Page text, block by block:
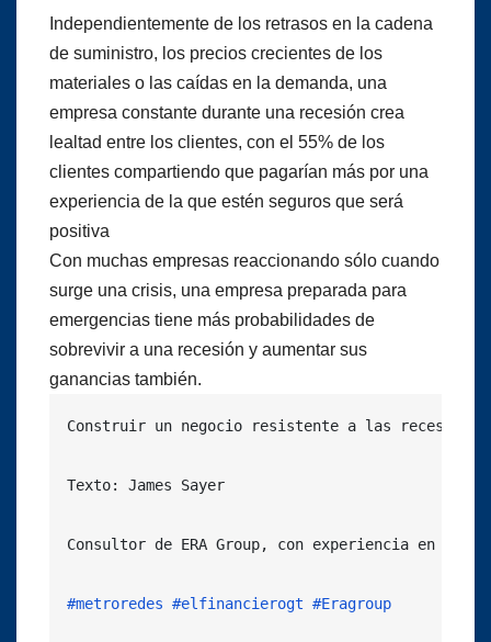
Independientemente de los retrasos en la cadena
de suministro, los precios crecientes de los
materiales o las caídas en la demanda, una
empresa constante durante una recesión crea
lealtad entre los clientes, con el 55% de los
clientes compartiendo que pagarían más por una
experiencia de la que estén seguros que será
positiva
Con muchas empresas reaccionando sólo cuando
surge una crisis, una empresa preparada para
emergencias tiene más probabilidades de
sobrevivir a una recesión y aumentar sus
ganancias también.
Construir un negocio resistente a las
Texto: James Sayer
Consultor de ERA Group, con experiencia en
#metroredes #elfinancierogt #Eragroup